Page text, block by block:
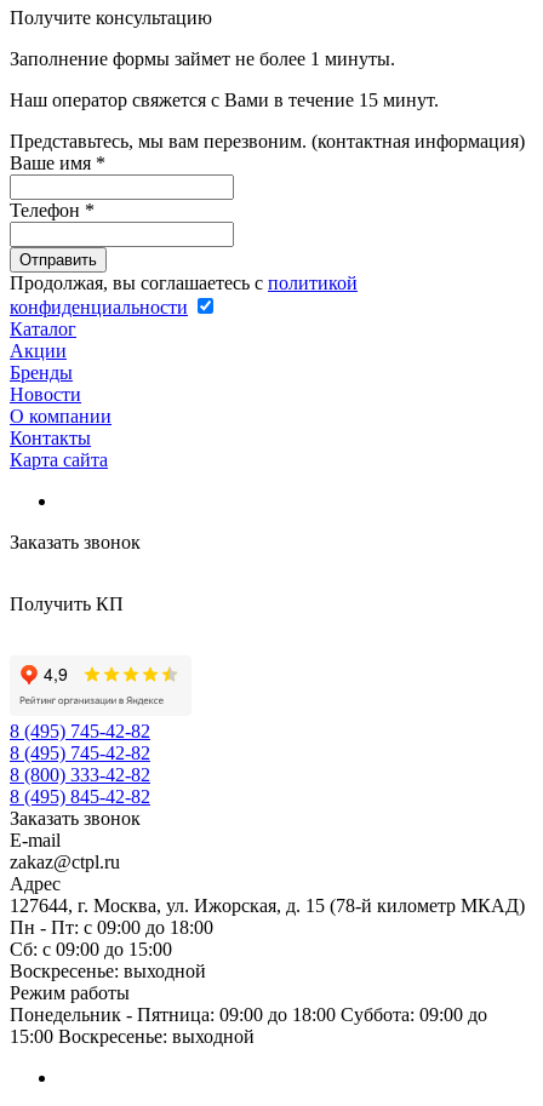
Получите консультацию
Заполнение формы займет не более 1 минуты.
Наш оператор свяжется с Вами в течение 15 минут.
Представьтесь, мы вам перезвоним. (контактная информация)
Ваше имя *
Телефон *
Продолжая, вы соглашаетесь с политикой
конфиденциальности
Каталог
Акции
Бренды
Новости
О компании
Контакты
Карта сайта
Заказать звонок
Получить КП
8 (495) 745-42-82
8 (495) 745-42-82
8 (800) 333-42-82
8 (495) 845-42-82
Заказать звонок
E-mail
zakaz@ctpl.ru
Адрес
127644, г. Москва, ул. Ижорская, д. 15 (78-й километр МКАД)
Пн - Пт: с 09:00 до 18:00
Сб: с 09:00 до 15:00
Воскресенье: выходной
Режим работы
Понедельник - Пятница: 09:00 до 18:00 Суббота: 09:00 до
15:00 Воскресенье: выходной